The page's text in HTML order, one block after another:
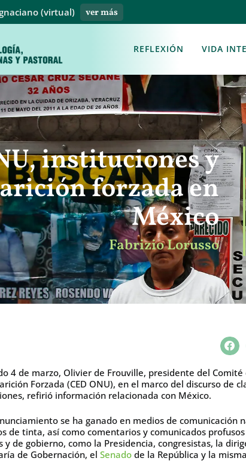
(virtual) ver más
REFLEXIÓN VIDA
instituciones y
forzada en
México
Fabrizio Lorusso
4 de marzo, Olivier de Frouville, presidente del
Forzada (CED ONU), en el marco del discurso de
refirió información relacionada con México.
se ha ganado en medios de comunicación
de tinta, así como comentarios y comunicados
y de gobierno, como la Presidencia, congresistas, la
de Gobernación, el Senado de la República y la misma